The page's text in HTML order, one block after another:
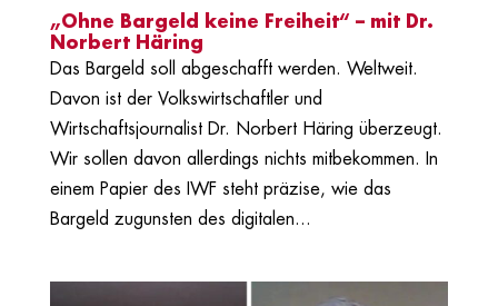
„Ohne Bargeld keine Freiheit“ – mit Dr.
Norbert Häring
Das Bargeld soll abgeschafft werden. Weltweit.
Davon ist der Volkswirtschaftler und
Wirtschaftsjournalist Dr. Norbert Häring überzeugt.
Wir sollen davon allerdings nichts mitbekommen. In
einem Papier des IWF steht präzise, wie das
Bargeld zugunsten des digitalen...